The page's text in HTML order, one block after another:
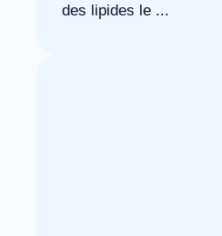
des lipides le ...